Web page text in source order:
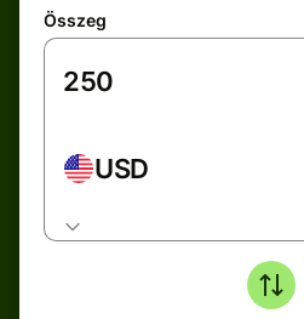
Összeg
USD